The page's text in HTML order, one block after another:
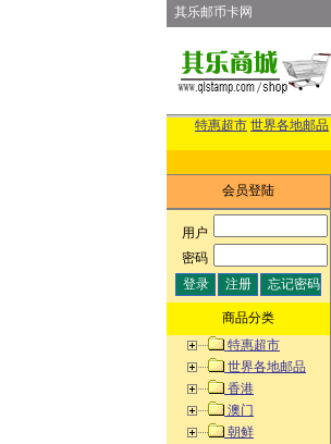
其乐邮币卡网
特惠超市 世界各地邮品
会员登陆
用户:
密码:
商品分类
特惠超市
世界各地邮品
香港
澳门
朝鲜